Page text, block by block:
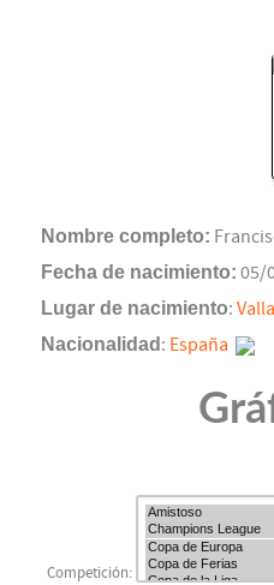
Nombre completo:
Fecha de nacimiento: 05/
Lugar de nacimiento:
Nacionalidad : España
Competición: